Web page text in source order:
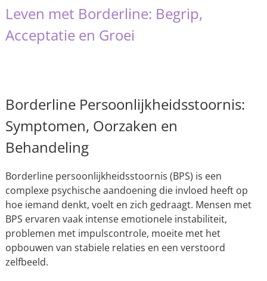
Leven met Borderline: Begrip,
Acceptatie en Groei
Borderline Persoonlijkheidsstoornis:
Symptomen, Oorzaken en
Behandeling
Borderline persoonlijkheidsstoornis (BPS) is een
complexe psychische aandoening die invloed heeft op
hoe iemand denkt, voelt en zich gedraagt. Mensen met
BPS ervaren vaak intense emotionele instabiliteit,
problemen met impulscontrole, moeite met het
opbouwen van stabiele relaties en een verstoord
zelfbeeld.